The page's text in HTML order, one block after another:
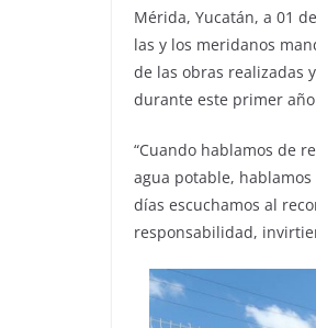
Mérida, Yucatán, a 01
las y los meridanos
de las obras realizadas
durante este primer
“Cuando hablamos de
agua potable,
días escuchamos al
responsabilidad,